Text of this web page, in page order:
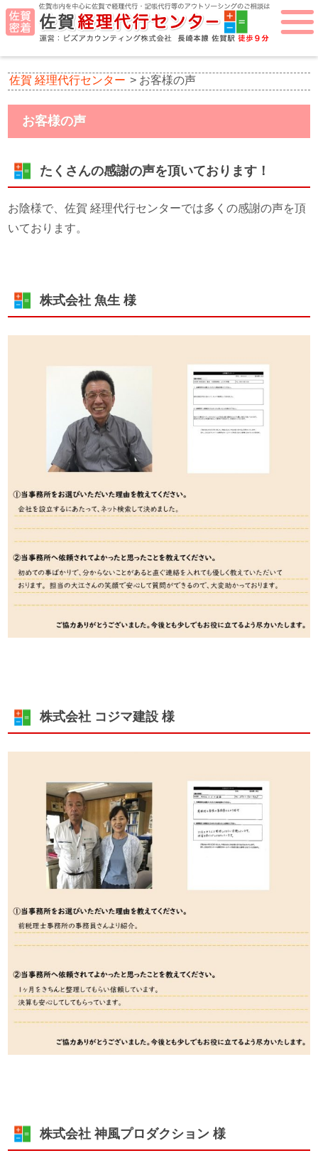
佐賀 経理代行センター > お客様の声
お客様の声
たくさんの感謝の声を頂いております！
お陰様で、佐賀 経理代行センターでは多くの感謝の声を頂
いております。
株式会社 魚生 様
株式会社 コジマ建設 様
株式会社 神風プロダクション 様